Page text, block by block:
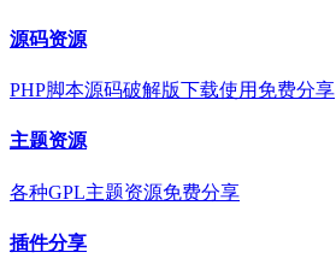
源码资源
PHP脚本源码破解版下载使用免费分享
主题资源
各种GPL主题资源免费分享
插件分享